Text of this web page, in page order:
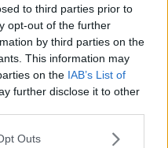
to third parties prior to
opt-out of the further
by third parties on the
This information may
on the IAB’s List of
further disclose it to other
uses one or more Google
Outs
Oasis, che ora
live
WhatsApp che
pronunciate quando
da condividere e